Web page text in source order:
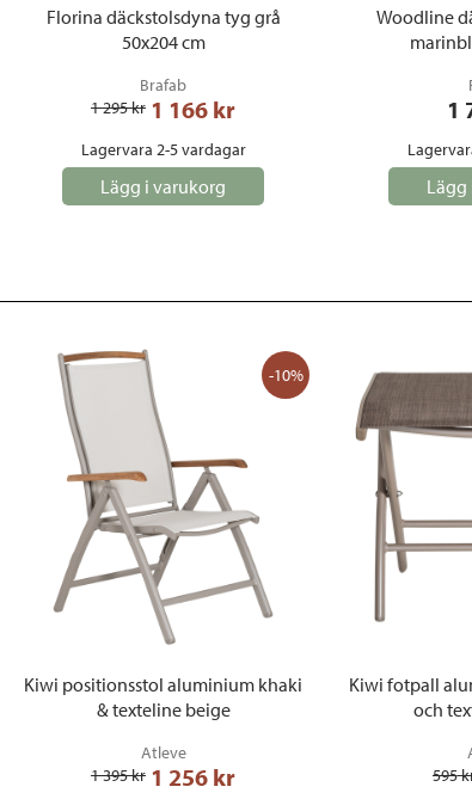
Florina däckstolsdyna tyg grå
50x204 cm
Brafab
1 295 kr 1 166 kr
Lagervara 2-5 vardagar
Lägg i varukorg
Woodline
1
-10%
Kiwi positionsstol aluminium khaki
& texteline beige
Atleve
1 395 kr 1 256 kr
Kiwi fotpall
och
595